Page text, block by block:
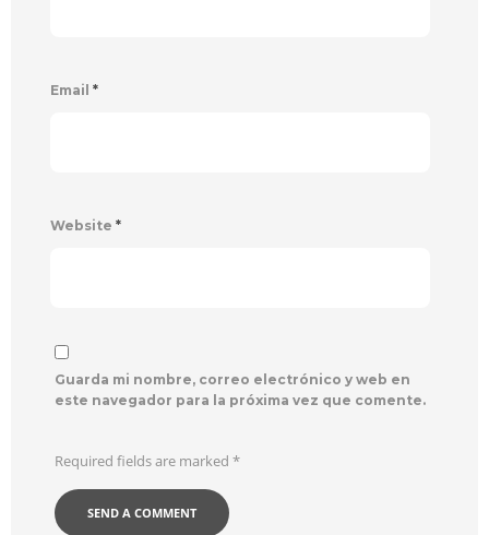
Email *
Website *
Guarda mi nombre, correo electrónico y web en
este navegador para la próxima vez que comente.
Required fields are marked *